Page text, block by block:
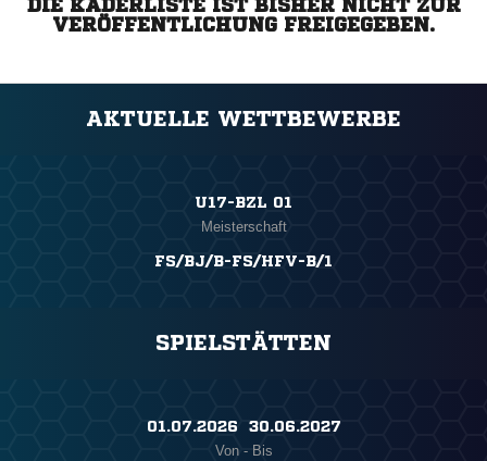
DIE KADERLISTE IST BISHER NICHT ZUR
VERÖFFENTLICHUNG FREIGEGEBEN.
AKTUELLE WETTBEWERBE
U17-BZL 01
Meisterschaft
FS/BJ/B-FS/HFV-B/1
SPIELSTÄTTEN
01.07.2026 ​ 30.06.2027
Von - Bis